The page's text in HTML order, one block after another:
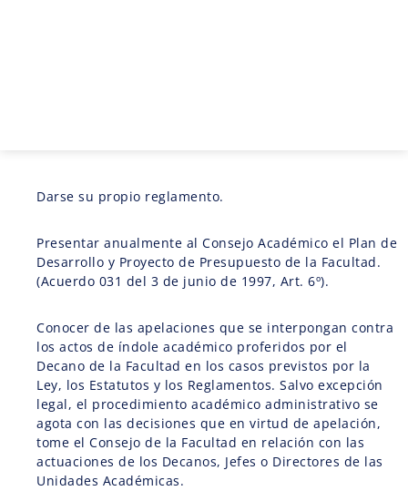
Darse su propio reglamento.
Presentar anualmente al Consejo Académico el Plan de
Desarrollo y Proyecto de Presupuesto de la Facultad.
(Acuerdo 031 del 3 de junio de 1997, Art. 6º).
Conocer de las apelaciones que se interpongan contra
los actos de índole académico proferidos por el
Decano de la Facultad en los casos previstos por la
Ley, los Estatutos y los Reglamentos. Salvo excepción
legal, el procedimiento académico administrativo se
agota con las decisiones que en virtud de apelación,
tome el Consejo de la Facultad en relación con las
actuaciones de los Decanos, Jefes o Directores de las
Unidades Académicas.